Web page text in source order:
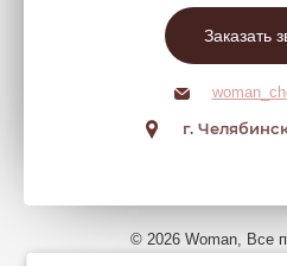
Заказать
г.
© 2026 Woman, Все